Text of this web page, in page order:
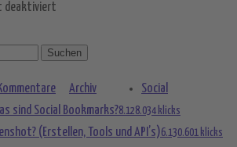
deaktiviert
Archiv
Social
sind Social Bookmarks?8.128.034 klicks
(Erstellen, Tools und API’s)6.130.601 klicks